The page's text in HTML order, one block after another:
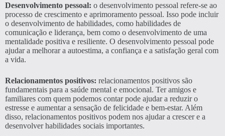
Desenvolvimento pessoal: o desenvolvimento pessoal refere-se ao
processo de crescimento e aprimoramento pessoal. Isso pode incluir
o desenvolvimento de habilidades, como habilidades de
comunicação e liderança, bem como o desenvolvimento de uma
mentalidade positiva e resiliente. O desenvolvimento pessoal pode
ajudar a melhorar a autoestima, a confiança e a satisfação geral com
a vida.
Relacionamentos positivos: relacionamentos positivos são
fundamentais para a saúde mental e emocional. Ter amigos e
familiares com quem podemos contar pode ajudar a reduzir o
estresse e aumentar a sensação de felicidade e bem-estar. Além
disso, relacionamentos positivos podem nos ajudar a crescer e a
desenvolver habilidades sociais importantes.